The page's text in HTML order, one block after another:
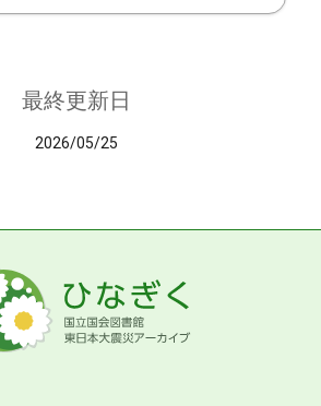
最終更新日
2026/05/25